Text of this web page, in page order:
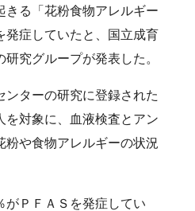
きる「花粉食物アレルギー
発症していたと、国立成育
究グループが発表した。
ターの研究に登録された
を対象に、血液検査とアン
粉や食物アレルギーの状況
ＰＦＡＳを発症してい